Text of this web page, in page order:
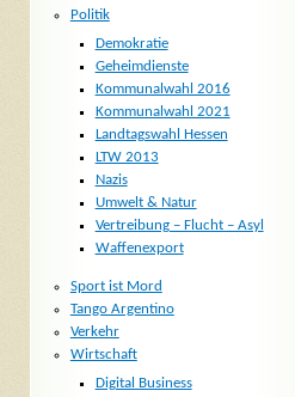
Politik
Demokratie
Geheimdienste
Kommunalwahl 2016
Kommunalwahl 2021
Landtagswahl Hessen
LTW 2013
Nazis
Umwelt & Natur
Vertreibung – Flucht – Asyl
Waffenexport
Sport ist Mord
Tango Argentino
Verkehr
Wirtschaft
Digital Business